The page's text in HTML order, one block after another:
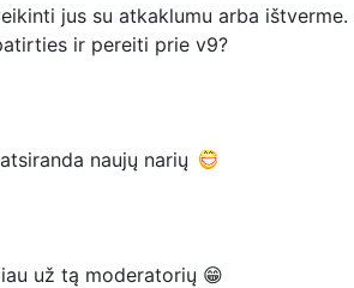
jus su atkaklumu arba
ir pereiti prie v9?
naujų narių
už tą moderatorių 😁